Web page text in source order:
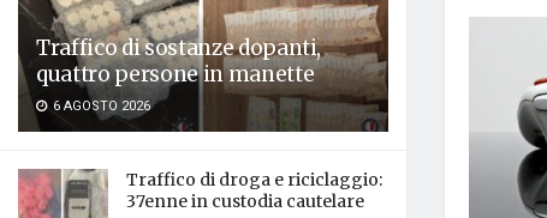
Traffico di sostanze dopanti,
quattro persone in manette
6 AGOSTO 2026
Traffico di droga e riciclaggio:
37enne in custodia cautelare